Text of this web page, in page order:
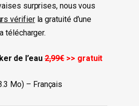
surprises, nous vous
vérifierla gratuité d’une
télécharger.
de l’eau2,99€>> gratuit
Mo) – Français